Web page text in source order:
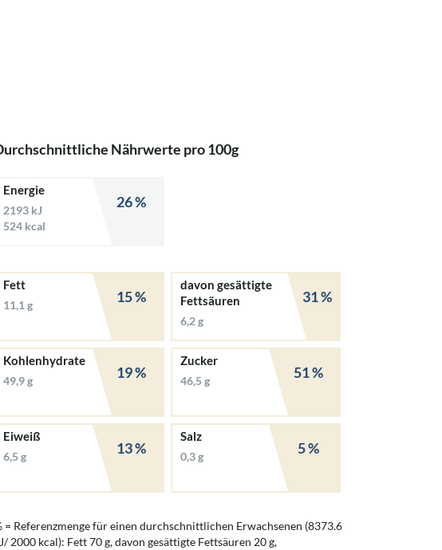
Nährwerte pro 100g
Energie
2193 kJ
524 kcal
26 %
Fett
11,1 g 15 %
davon gesättigte
Fettsäuren
6,2 g
31 %
Kohlenhydrate
49,9 g 19 %
Zucker
46,5 g 51 %
Eiweiß
6,5 g 13 %
Salz
0,3 g 5 %
= Referenzmenge für einen durchschnittlichen Erwachsenen (8373.6
2000 kcal): Fett 70 g, davon gesättigte Fettsäuren 20 g,